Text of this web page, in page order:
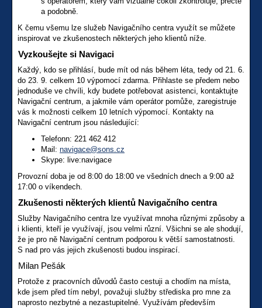
a podobně.
K čemu všemu lze služeb Navigačního centra využít se můžete
inspirovat ve zkušenostech některých jeho klientů níže.
Vyzkoušejte si Navigaci
Každý, kdo se přihlásí, bude mít od nás během léta, tedy od 21. 6.
do 23. 9. celkem 10 výpomocí zdarma. Přihlaste se předem nebo
jednoduše ve chvíli, kdy budete potřebovat asistenci, kontaktujte
Navigační centrum, a jakmile vám operátor pomůže, zaregistruje
vás k možnosti celkem 10 letních výpomocí. Kontakty na
Navigační centrum jsou následující:
Telefonn: 221 462 412
Mail: navigace@sons.cz
Skype: live:navigace
Provozní doba je od 8:00 do 18:00 ve všedních dnech a 9:00 až
17:00 o víkendech.
Zkušenosti některých klientů Navigačního centra
Služby Navigačního centra lze využívat mnoha různými způsoby a
i klienti, kteří je využívají, jsou velmi různí. Všichni se ale shodují,
že je pro ně Navigační centrum podporou k větší samostatnosti.
S nad pro vás jejich zkušenosti budou inspirací.
Milan Pešák
Protože z pracovních důvodů často cestuji a chodím na místa,
kde jsem před tím nebyl, považuji služby střediska pro mne za
naprosto nezbytné a nezastupitelné. Využívám především